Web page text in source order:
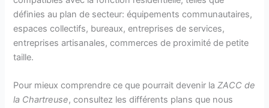
définies au plan de secteur: équipements communautaires,
espaces collectifs, bureaux, entreprises de services,
entreprises artisanales, commerces de proximité de petite
taille.
Pour mieux comprendre ce que pourrait devenir laZACC de
la Chartreuse, consultez les différents plans que nous